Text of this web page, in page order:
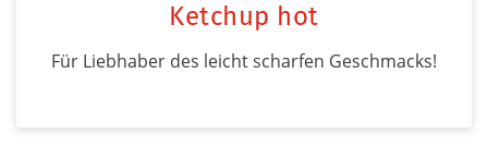
Ketchup hot
Für Liebhaber des leicht scharfen Geschmacks!